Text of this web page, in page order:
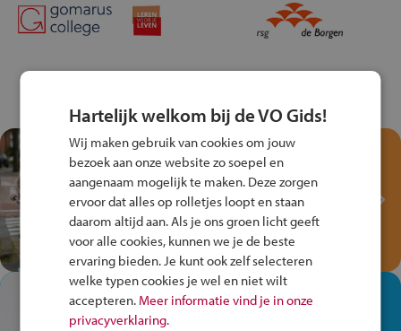
Test je kennis met het
Fiets Veilig
Verkeersspel!
Speel het Fiets Veilig Verkeersspel
en win een Cortina-fiets!
In de winkel ben je op je
plek!
Hartelijk welkom bij de VO Gids!
Wij maken gebruik van cookies om jouw
bezoek aan onze website zo soepel en
aangenaam mogelijk te maken. Deze zorgen
ervoor dat alles op rolletjes loopt en staan
daarom altijd aan. Als je ons groen licht geeft
voor alle cookies, kunnen we je de beste
ervaring bieden. Je kunt ook zelf selecteren
welke typen cookies je wel en niet wilt
accepteren. Meer informatie vind je in onze
privacyverklaring.